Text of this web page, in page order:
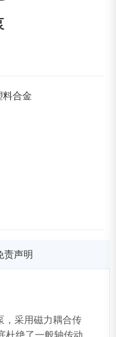
合金
责声明
采用磁力耦合传